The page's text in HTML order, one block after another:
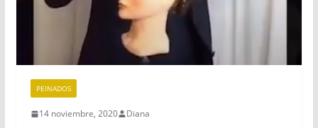
PEINADOS
14 noviembre, 2020 Diana